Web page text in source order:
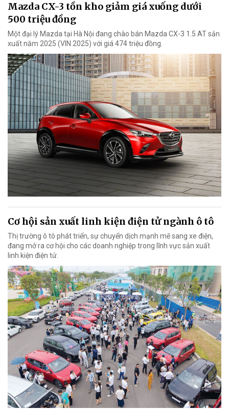
Mazda CX-3 tồn kho giảm giá xuống dưới
500 triệu đồng
Một đại lý Mazda tại Hà Nội đang chào bán Mazda CX-3 1.5 AT sản
xuất năm 2025 (VIN 2025) với giá 474 triệu đồng.
Cơ hội sản xuất linh kiện điện tử ngành ô tô
Thị trường ô tô phát triển, sự chuyển dịch mạnh mẽ sang xe điện,
đang mở ra cơ hội cho các doanh nghiệp trong lĩnh vực sản xuất
linh kiện điện tử.